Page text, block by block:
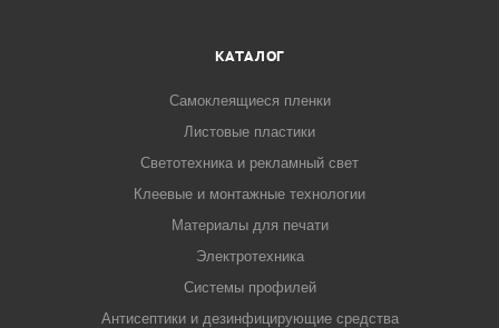
КАТАЛОГ
Самоклеящиеся пленки
Листовые пластики
Светотехника и рекламный свет
Клеевые и монтажные технологии
Материалы для печати
Электротехника
Системы профилей
Антисептики и дезинфицирующие средства